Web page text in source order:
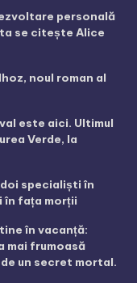
personală
se citește Alice
noul roman al
este aici. Ultimul
Verde, la
specialiști în
în fața morții
în vacanță:
mai frumoasă
un secret mortal.